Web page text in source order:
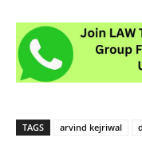
TAGS arvind kejriwal